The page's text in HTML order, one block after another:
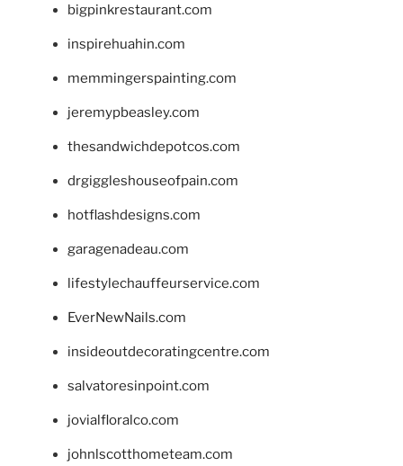
bigpinkrestaurant.com
inspirehuahin.com
memmingerspainting.com
jeremypbeasley.com
thesandwichdepotcos.com
drgiggleshouseofpain.com
hotflashdesigns.com
garagenadeau.com
lifestylechauffeurservice.com
EverNewNails.com
insideoutdecoratingcentre.com
salvatoresinpoint.com
jovialfloralco.com
johnlscotthometeam.com